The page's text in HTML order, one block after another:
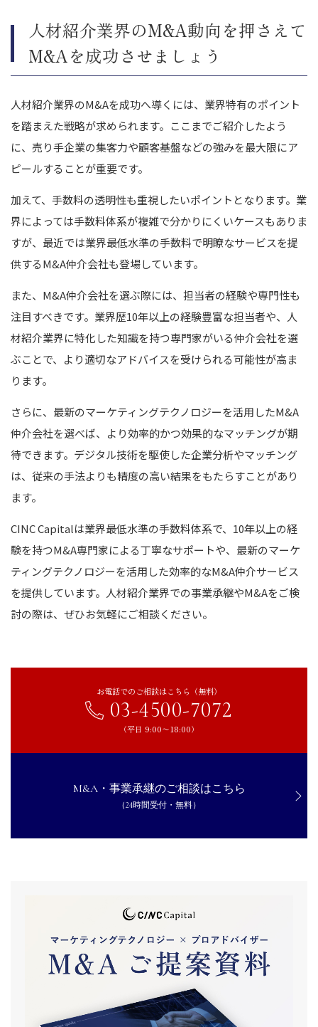
人材紹介業界のM&A動向を押さえて
M&Aを成功させましょう
人材紹介業界のM&Aを成功へ導くには、業界特有のポイント
を踏まえた戦略が求められます。ここまでご紹介したよう
に、売り手企業の集客力や顧客基盤などの強みを最大限にア
ピールすることが重要です。
加えて、手数料の透明性も重視したいポイントとなります。業
界によっては手数料体系が複雑で分かりにくいケースもありま
すが、最近では業界最低水準の手数料で明瞭なサービスを提
供するM&A仲介会社も登場しています。
また、M&A仲介会社を選ぶ際には、担当者の経験や専門性も
注目すべきです。業界歴10年以上の経験豊富な担当者や、人
材紹介業界に特化した知識を持つ専門家がいる仲介会社を選
ぶことで、より適切なアドバイスを受けられる可能性が高ま
ります。
さらに、最新のマーケティングテクノロジーを活用したM&A
仲介会社を選べば、より効率的かつ効果的なマッチングが期
待できます。デジタル技術を駆使した企業分析やマッチング
は、従来の手法よりも精度の高い結果をもたらすことがあり
ます。
CINC Capitalは業界最低水準の手数料体系で、10年以上の経
験を持つM&A専門家による丁寧なサポートや、最新のマーケ
ティングテクノロジーを活用した効率的なM&A仲介サービス
を提供しています。人材紹介業界での事業承継やM&Aをご検
討の際は、ぜひお気軽にご相談ください。
お電話でのご相談はこちら（無料）
03-4500-7072
（平日 9:00〜18:00）
M&A・事業承継のご相談はこちら
（24時間受付・無料）